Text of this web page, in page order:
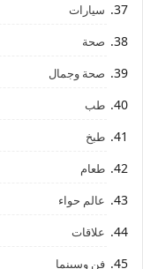
سيارات
صحة
صحة وجمال
طب
طبخ
طعام
عالم حواء
علاقات
فن وسينما